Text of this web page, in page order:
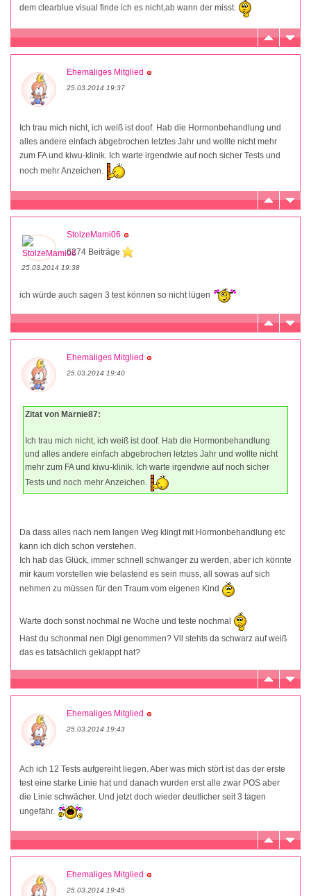
dem clearblue visual finde ich es nicht,ab wann der misst.
Ehemaliges Mitglied
25.03.2014 19:37
Ich trau mich nicht, ich weiß ist doof. Hab die Hormonbehandlung und
alles andere einfach abgebrochen letztes Jahr und wollte nicht mehr
zum FA und kiwu-klinik. Ich warte irgendwie auf noch sicher Tests und
noch mehr Anzeichen.
StolzeMami06
6274 Beiträge
25.03.2014 19:38
ich würde auch sagen 3 test können so nicht lügen
Ehemaliges Mitglied
25.03.2014 19:40
Zitat von Marnie87:
Ich trau mich nicht, ich weiß ist doof. Hab die Hormonbehandlung
und alles andere einfach abgebrochen letztes Jahr und wollte nicht
mehr zum FA und kiwu-klinik. Ich warte irgendwie auf noch sicher
Tests und noch mehr Anzeichen.
Da dass alles nach nem langen Weg klingt mit Hormonbehandlung etc
kann ich dich schon verstehen.
Ich hab das Glück, immer schnell schwanger zu werden, aber ich könnte
mir kaum vorstellen wie belastend es sein muss, all sowas auf sich
nehmen zu müssen für den Traum vom eigenen Kind
Warte doch sonst nochmal ne Woche und teste nochmal
Hast du schonmal nen Digi genommen? Vll stehts da schwarz auf weiß
das es tatsächlich geklappt hat?
Ehemaliges Mitglied
25.03.2014 19:43
Ach ich 12 Tests aufgereiht liegen. Aber was mich stört ist das der erste
test eine starke Linie hat und danach wurden erst alle zwar POS aber
die Linie schwächer. Und jetzt doch wieder deutlicher seit 3 tagen
ungefähr.
Ehemaliges Mitglied
25.03.2014 19:45